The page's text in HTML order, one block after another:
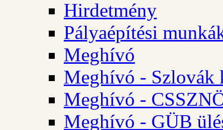
Hirdetmény
Pályaépítési
Meghívó
Meghívó - Szlovák
Meghívó -
Meghívó - GÜB